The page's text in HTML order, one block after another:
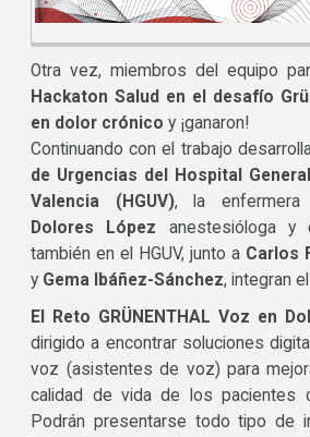
Otra vez, miembros del equipo
Hackaton Salud en el desafío
en dolor crónico y ¡ganaron!
Continuando con el trabajo
de Urgencias del Hospital
Valencia (HGUV), la enfermera
Dolores López anestesióloga y
también en el HGUV, junto a Carlos
y Gema Ibáñez-Sánchez, integran
El Reto GRÜNENTHAL Voz en
dirigido a encontrar soluciones
voz (asistentes de voz) para
calidad de vida de los pacientes
Podrán presentarse todo tipo de